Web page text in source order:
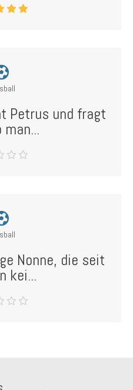
Petrus und fragt
man...
Nonne, die seit
kei...